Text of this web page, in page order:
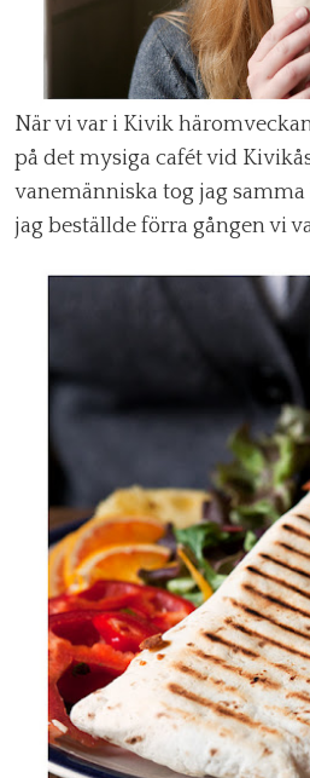
När vi var i Kivik
på det mysiga cafét vid
vanemänniska tog jag
jag beställde förra gången vi